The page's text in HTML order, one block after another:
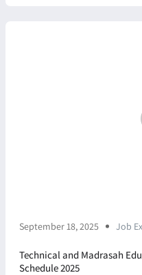
September 18, 2025 Job
Technical and Madrasah
Schedule 2025